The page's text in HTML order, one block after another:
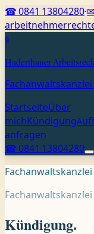
☎0841 13804280·✉
§
Haderthauer
StartseiteÜber
michKündigung
anfragen
☎ 0841 13804280
Kündigung.